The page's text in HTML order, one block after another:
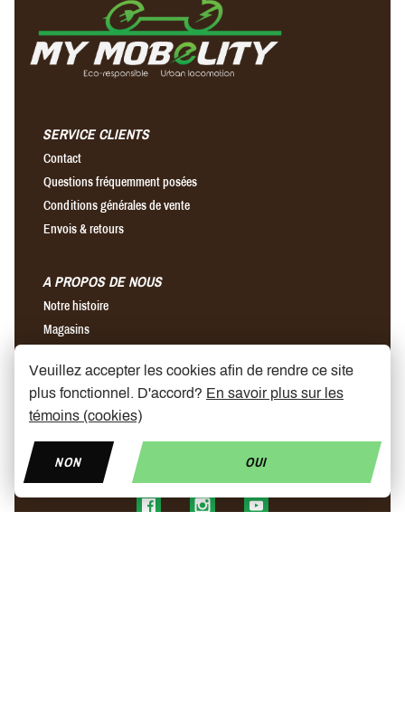
SERVICE CLIENTS
Contact
Questions fréquemment posées
Conditions générales de vente
Envois & retours
A PROPOS DE NOUS
Notre histoire
Magasins
News
Prix trottinette électrique
Trottinette ninebot
Chargeur rapide pour trottinette électrique
Find us on FacebookFind us on InstagramFind us on YouTube
Veuillez accepter les cookies afin de rendre ce site
plus fonctionnel. D'accord? En savoir plus sur les
témoins (cookies)
NON OUI